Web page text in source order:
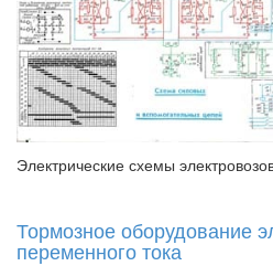
Электрические схемы
Тормозное оборудование
переменного тока